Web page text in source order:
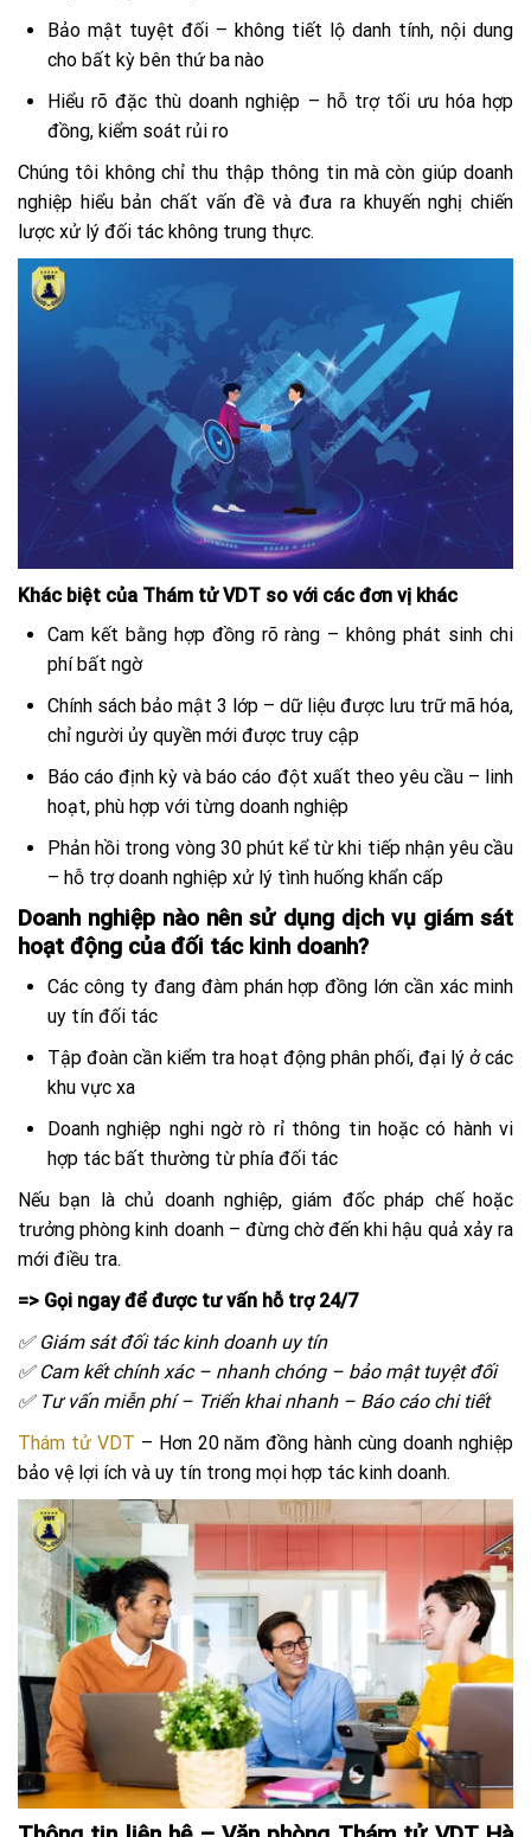
Bảo mật tuyệt đối – không tiết lộ danh tính, nội dung
cho bất kỳ bên thứ ba nào
Hiểu rõ đặc thù doanh nghiệp – hỗ trợ tối ưu hóa hợp
đồng, kiểm soát rủi ro
Chúng tôi không chỉ thu thập thông tin mà còn giúp doanh
nghiệp hiểu bản chất vấn đề và đưa ra khuyến nghị chiến
lược xử lý đối tác không trung thực.
Khác biệt của Thám tử VDT so với các đơn vị khác
Cam kết bằng hợp đồng rõ ràng – không phát sinh chi
phí bất ngờ
Chính sách bảo mật 3 lớp – dữ liệu được lưu trữ mã hóa,
chỉ người ủy quyền mới được truy cập
Báo cáo định kỳ và báo cáo đột xuất theo yêu cầu – linh
hoạt, phù hợp với từng doanh nghiệp
Phản hồi trong vòng 30 phút kể từ khi tiếp nhận yêu cầu
– hỗ trợ doanh nghiệp xử lý tình huống khẩn cấp
Doanh nghiệp nào nên sử dụng dịch vụ giám sát
hoạt động của đối tác kinh doanh?
Các công ty đang đàm phán hợp đồng lớn cần xác minh
uy tín đối tác
Tập đoàn cần kiểm tra hoạt động phân phối, đại lý ở các
khu vực xa
Doanh nghiệp nghi ngờ rò rỉ thông tin hoặc có hành vi
hợp tác bất thường từ phía đối tác
Nếu bạn là chủ doanh nghiệp, giám đốc pháp chế hoặc
trưởng phòng kinh doanh – đừng chờ đến khi hậu quả xảy ra
mới điều tra.
=> Gọi ngay để được tư vấn hỗ trợ 24/7
✅ Giám sát đối tác kinh doanh uy tín
✅ Cam kết chính xác – nhanh chóng – bảo mật tuyệt đối
✅ Tư vấn miễn phí – Triển khai nhanh – Báo cáo chi tiết
Thám tử VDT – Hơn 20 năm đồng hành cùng doanh nghiệp
bảo vệ lợi ích và uy tín trong mọi hợp tác kinh doanh.